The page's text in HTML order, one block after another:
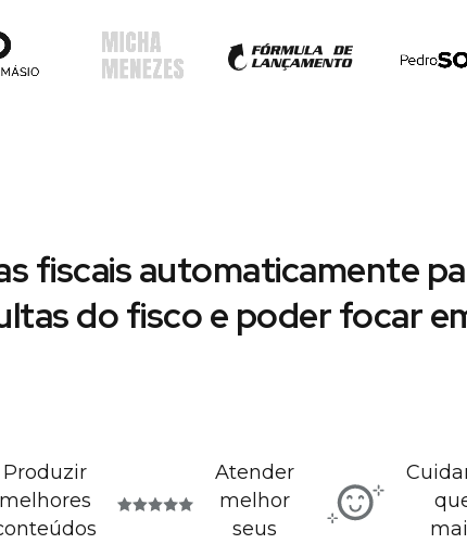
fiscais automaticamente
do fisco e poder focar
Produzir
melhores
Atender
melhor
seus